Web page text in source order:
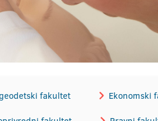
fakultet Ekonomski